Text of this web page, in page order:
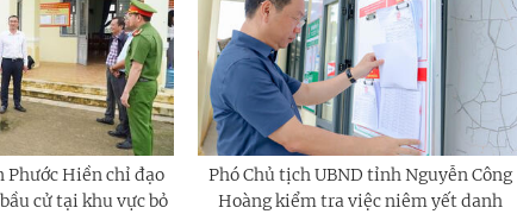
Phước Hiền chỉ đạo
cử tại khu vực bỏ
Phó Chủ tịch UBND tỉnh Nguyễn Công
Hoàng kiểm tra việc niêm yết danh